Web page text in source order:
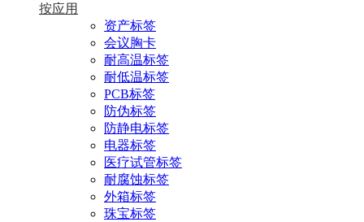
按应用
资产标签
会议胸卡
耐高温标签
耐低温标签
PCB标签
防伪标签
防静电标签
电器标签
医疗试管标签
耐腐蚀标签
外箱标签
珠宝标签